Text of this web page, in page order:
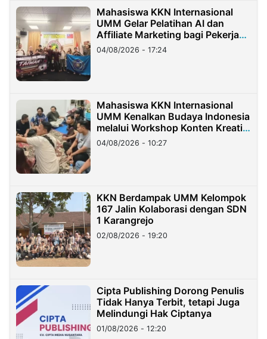
Mahasiswa KKN Internasional
UMM Gelar Pelatihan AI dan
Affiliate Marketing bagi Pekerja
Migran Indonesia di Taiwan
04/08/2026 - 17:24
Mahasiswa KKN Internasional
UMM Kenalkan Budaya Indonesia
melalui Workshop Konten Kreatif
di Taiwan
04/08/2026 - 10:27
KKN Berdampak UMM Kelompok
167 Jalin Kolaborasi dengan SDN
1 Karangrejo
02/08/2026 - 19:20
Cipta Publishing Dorong Penulis
Tidak Hanya Terbit, tetapi Juga
Melindungi Hak Ciptanya
01/08/2026 - 12:20